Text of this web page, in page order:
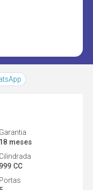
Garantia
18 meses
Cilindrada
999 CC
Portas